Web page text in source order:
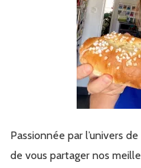
Passionnée par l’univers
de vous partager nos